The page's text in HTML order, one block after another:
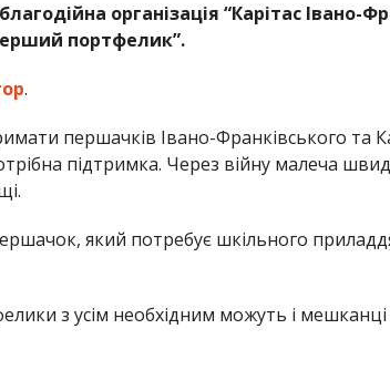
організація “Карітас Івано-
портфелик”.
.
першачків Івано-Франківського та
підтримка. Через війну малеча
який потребує шкільного
з усім необхідним можуть і мешканці